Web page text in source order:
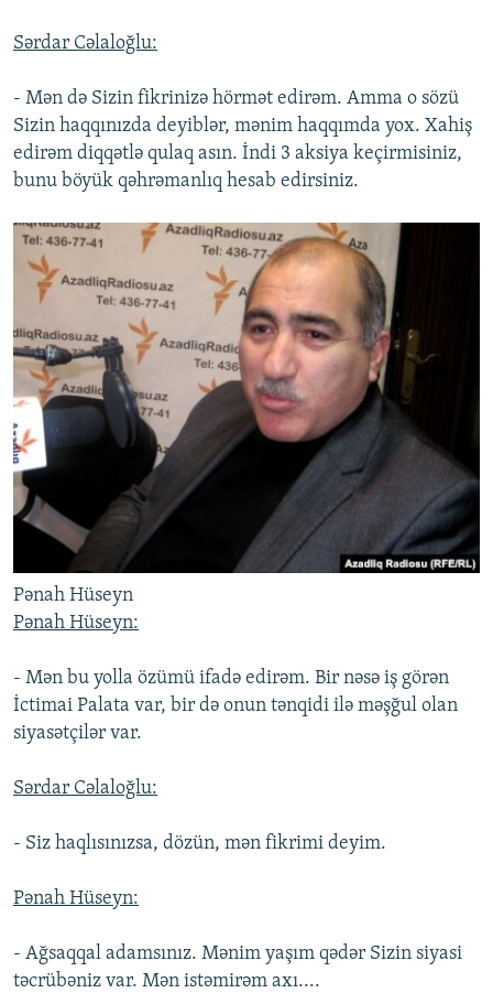
Sərdar Cəlaloğlu:
- Mən də Sizin fikrinizə hörmət edirəm. Amma o sözü
Sizin haqqınızda deyiblər, mənim haqqımda yox. Xahiş
edirəm diqqətlə qulaq asın. İndi 3 aksiya keçirmisiniz,
bunu böyük qəhrəmanlıq hesab edirsiniz.
Pənah Hüseyn
Pənah Hüseyn:
- Mən bu yolla özümü ifadə edirəm. Bir nəsə iş görən
İctimai Palata var, bir də onun tənqidi ilə məşğul olan
siyasətçilər var.
Sərdar Cəlaloğlu:
- Siz haqlısınızsa, dözün, mən fikrimi deyim.
Pənah Hüseyn:
- Ağsaqqal adamsınız. Mənim yaşım qədər Sizin siyasi
təcrübəniz var. Mən istəmirəm axı....